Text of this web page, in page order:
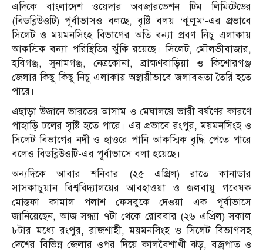
এদিকে বাংলাদেশ ওয়েদার অবজারভেশন টিম লিমিটেডের
(বিডব্লিউওটি) পূর্বাভাসও বলছে, বৃষ্টি বলয় ‘ঝুলুম’-এর প্রভাবে
সিলেট ও ময়মনসিংহ বিভাগের অতি বন্যা প্রবণ নিচু এলাকায়
আকস্মিক বন্যা পরিস্থিতির ঝুঁকি রয়েছে। সিলেট, মৌলভীবাজার,
হবিগঞ্জ, সুনামগঞ্জ, নেত্রকোনা, ব্রাহ্মণবাড়িয়া ও কিশোরগঞ্জ
জেলার কিছু কিছু নিচু এলাকায় অস্থায়ীভাবে জলাবদ্ধতা তৈরি হতে
পারে।
এছাড়া উজানে ভারতের আসাম ও মেঘালয়ে ভারী বর্ষণের কারণে
পাহাড়ি ঢলের সৃষ্টি হতে পারে। এর প্রভাবে রংপুর, ময়মনসিংহ ও
সিলেট বিভাগের নদী ও হাওরে পানি আকস্মিক বৃদ্ধি পেতে পারে
বলেও বিডব্লিউওটি-এর পূর্বাভাসে বলা হয়েছে।
অন্যদিকে আবার শনিবার (২৫ এপ্রিল) রাতে কানাডার
সাসকাচুয়ান বিশ্ববিদ্যালয়ের আবহাওয়া ও জলবায়ু গবেষক
মোস্তফা কামাল পলাশ ফেসবুকে দেওয়া এক পূর্বাভাসে
জানিয়েছেন, আজ সন্ধ্যা ৭টা থেকে রোববার (২৬ এপ্রিল) সকাল
৮টার মধ্যে রংপুর, রাজশাহী, ময়মনসিংহ ও সিলেট বিভাগসহ
দেশের বিভিন্ন জেলার ওপর দিয়ে কালবৈশাখী ঝড়, বজ্রপাত ও